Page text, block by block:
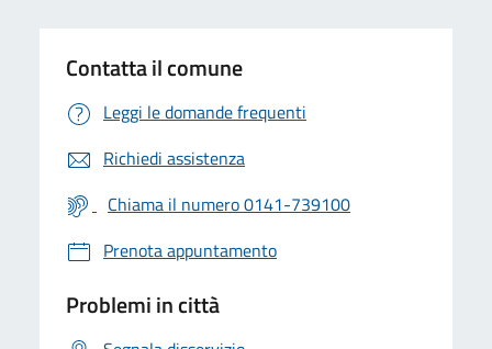
Contatta il comune
Leggi le domande frequenti
Richiedi assistenza
Chiama il numero 0141-739100
Prenota appuntamento
Problemi in città